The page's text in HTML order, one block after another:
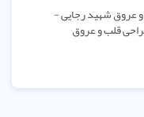
و عروق شهید رجایی -
قلب و عروق